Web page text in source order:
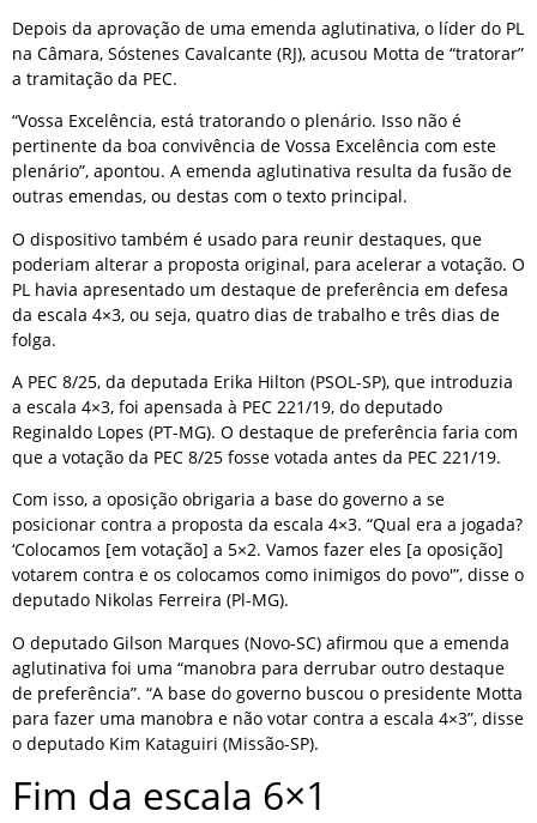
Depois da aprovação de uma emenda aglutinativa, o líder do PL
na Câmara, Sóstenes Cavalcante (RJ), acusou Motta de “tratorar”
a tramitação da PEC.
“Vossa Excelência, está tratorando o plenário. Isso não é
pertinente da boa convivência de Vossa Excelência com este
plenário”, apontou. A emenda aglutinativa resulta da fusão de
outras emendas, ou destas com o texto principal.
O dispositivo também é usado para reunir destaques, que
poderiam alterar a proposta original, para acelerar a votação. O
PL havia apresentado um destaque de preferência em defesa
da escala 4×3, ou seja, quatro dias de trabalho e três dias de
folga.
A PEC 8/25, da deputada Erika Hilton (PSOL-SP), que introduzia
a escala 4×3, foi apensada à PEC 221/19, do deputado
Reginaldo Lopes (PT-MG). O destaque de preferência faria com
que a votação da PEC 8/25 fosse votada antes da PEC 221/19.
Com isso, a oposição obrigaria a base do governo a se
posicionar contra a proposta da escala 4×3. “Qual era a jogada?
‘Colocamos [em votação] a 5×2. Vamos fazer eles [a oposição]
votarem contra e os colocamos como inimigos do povo'”, disse o
deputado Nikolas Ferreira (Pl-MG).
O deputado Gilson Marques (Novo-SC) afirmou que a emenda
aglutinativa foi uma “manobra para derrubar outro destaque
de preferência”. “A base do governo buscou o presidente Motta
para fazer uma manobra e não votar contra a escala 4×3”, disse
o deputado Kim Kataguiri (Missão-SP).
Fim da escala 6×1